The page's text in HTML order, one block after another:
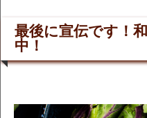
最後に宣伝です！
中！